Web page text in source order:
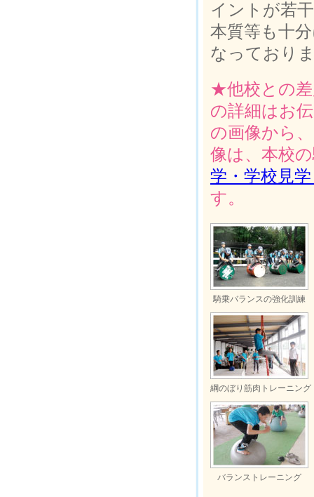
イントが若
本質等も十
なっており
★他校との差
の詳細はお
の画像から
像は、本校
学・学校見
す。
騎乗バランスの強化訓練
綱のぼり筋肉トレーニング
バランストレーニング